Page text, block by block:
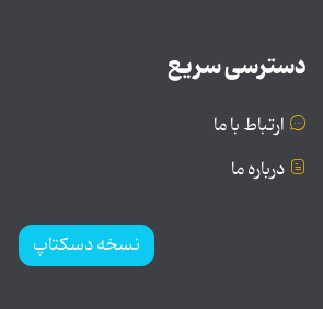
دسترسی سریع
ارتباط با ما
درباره ما
نسخه دسکتاپ